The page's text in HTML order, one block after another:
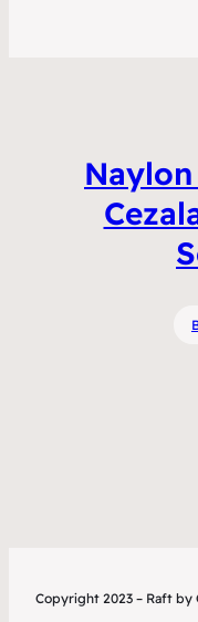
Copyright 2023 – Raft by